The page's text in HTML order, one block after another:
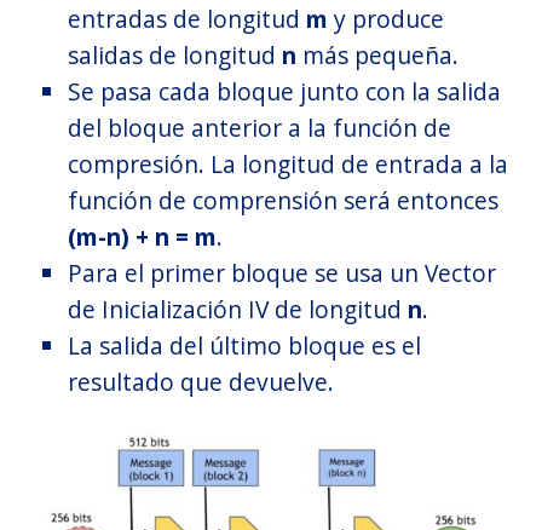
entradas de longitud m y produce
salidas de longitud n más pequeña.
Se pasa cada bloque junto con la salida
del bloque anterior a la función de
compresión. La longitud de entrada a la
función de comprensión será entonces
(m-n) + n = m.
Para el primer bloque se usa un Vector
de Inicialización IV de longitud n.
La salida del último bloque es el
resultado que devuelve.